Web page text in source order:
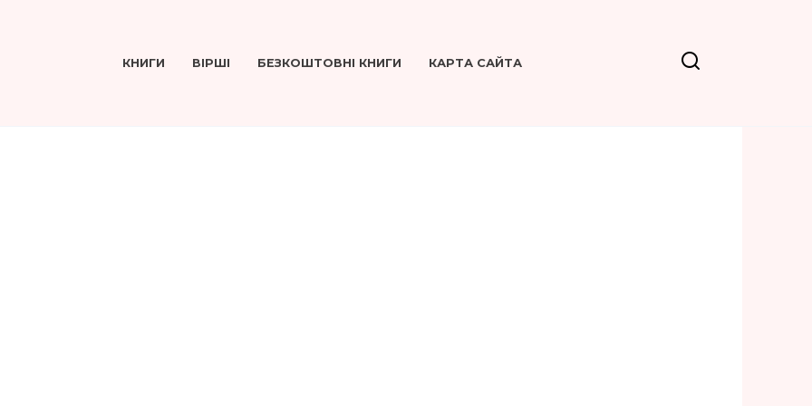
КНИГИ ВІРШІ БЕЗКОШТОВНІ КНИГИ КАРТА САЙТА